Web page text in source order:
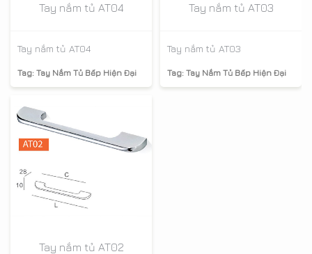
Tay nắm tủ AT04
Tay nắm tủ AT04
Tag: Tay Nắm Tủ Bếp Hiện Đại
Tay nắm tủ AT03
Tay nắm tủ AT03
Tag: Tay Nắm Tủ Bếp Hiện Đại
Tay nắm tủ AT02